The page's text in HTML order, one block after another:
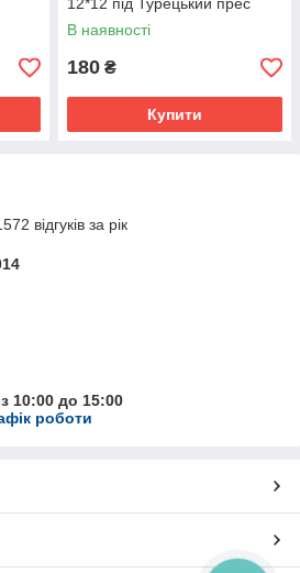
В наявності
180 ₴
Купити
відгуків за рік
10:00 до 15:00
роботи